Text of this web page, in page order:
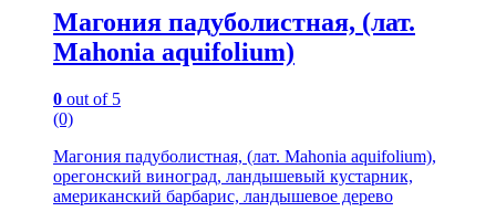
Магония падуболистная, (лат.
Mahonia aquifolium)
0 out of 5
(0)
Магония падуболистная, (лат. Mahonia aquifolium),
орегонский виноград, ландышевый кустарник,
американский барбарис, ландышевое дерево